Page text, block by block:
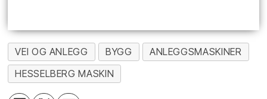
VEI OG ANLEGG BYGG
ANLEGGSMASKINER
HESSELBERG MASKIN